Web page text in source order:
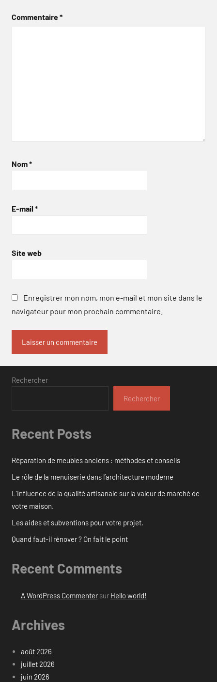
Commentaire*
Nom*
E-mail *
Site web
Enregistrer mon nom, mon e-mail et mon site dans le
navigateur pour mon prochain commentaire.
Rechercher
Rechercher
Recent Posts
Réparation de meubles anciens : méthodes et conseils
Le rôle de la menuiserie dans l’architecture moderne
L’influence de la qualité artisanale sur la valeur de marché de
votre maison.
Les aides et subventions pour votre projet.
Quand faut-il rénover ? On fait le point
Recent Comments
A WordPress Commentersur Hello world!
Archives
août 2026
juillet 2026
juin 2026